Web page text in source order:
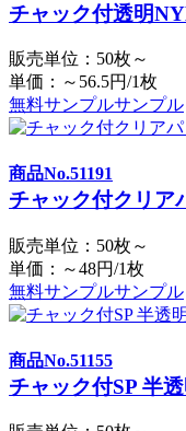
チャック付透明
販売単位：50枚～
単価：～56.5円/1枚
無料サンプルサンプル
商品No.51191
チャック付クリア
販売単位：50枚～
単価：～48円/1枚
無料サンプルサンプル
商品No.51155
チャック付SP 半